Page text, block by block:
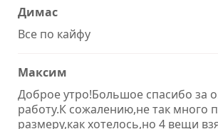
Димас
Все по кайфу
Максим
Доброе утро!Большое спасибо за
работу.К сожалению,не так много
размеру,как хотелось,но 4 вещи